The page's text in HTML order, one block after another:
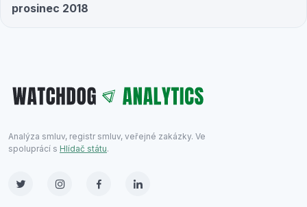
prosinec 2018
Analýza smluv, registr smluv, veřejné zakázky. Ve
spoluprácí s Hlídač státu.